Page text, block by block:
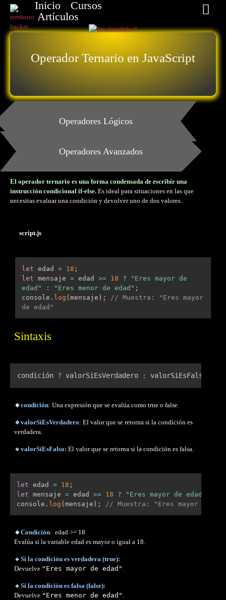
Inicio
Cursos
Artículos
Operador Ternario en JavaScript
Operadores Lógicos
Operadores Avanzados
El operador ternario es una forma condensada de escribir una
instrucción condicional if-else. Es ideal para situaciones en las que
necesitas evaluar una condición y devolver uno de dos valores.
script.js
let edad = 18 ;
let mensaje = edad >= 18 ?
"Eres mayor de
edad"
: "Eres menor de edad" ;
console . log ( mensaje ) ;
// Muestra: "Eres mayor
de edad"
Sintaxis
condición ? valorSiEsVerdadero : valorSiEsFalso
🔸condición: Una expresión que se evalúa como true o false.
🔸valorSiEsVerdadero: El valor que se retorna si la condición es
verdadera.
🔸valorSiEsFalso: El valor que se retorna si la condición es falsa.
let edad = 18 ;
let mensaje = edad >= 18 ? "Eres mayor de edad"
console . log ( mensaje ) ; // Muestra: "Eres mayor de
🔸Condición:edad >= 18
Evalúa si la variable edad es mayor o igual a 18.
🔸Si la condición es verdadera (true):
Devuelve "Eres mayor de edad" .
🔸Si la condición es falsa (false):
Devuelve "Eres menor de edad" .